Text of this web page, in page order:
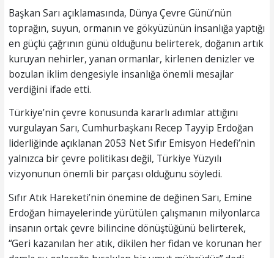
Başkan Sarı açıklamasında, Dünya Çevre Günü’nün
toprağın, suyun, ormanın ve gökyüzünün insanlığa yaptığı
en güçlü çağrının günü olduğunu belirterek, doğanın artık
kuruyan nehirler, yanan ormanlar, kirlenen denizler ve
bozulan iklim dengesiyle insanlığa önemli mesajlar
verdiğini ifade etti.
Türkiye’nin çevre konusunda kararlı adımlar attığını
vurgulayan Sarı, Cumhurbaşkanı Recep Tayyip Erdoğan
liderliğinde açıklanan 2053 Net Sıfır Emisyon Hedefi’nin
yalnızca bir çevre politikası değil, Türkiye Yüzyılı
vizyonunun önemli bir parçası olduğunu söyledi.
Sıfır Atık Hareketi’nin önemine de değinen Sarı, Emine
Erdoğan himayelerinde yürütülen çalışmanın milyonlarca
insanın ortak çevre bilincine dönüştüğünü belirterek,
“Geri kazanılan her atık, dikilen her fidan ve korunan her